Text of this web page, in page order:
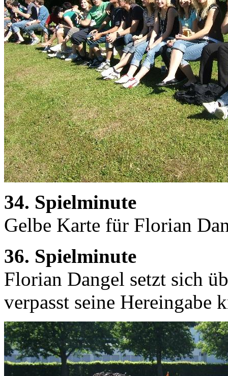
34. Spielminute
Gelbe Karte für Florian
36. Spielminute
Florian Dangel setzt sich
verpasst seine Hereingabe